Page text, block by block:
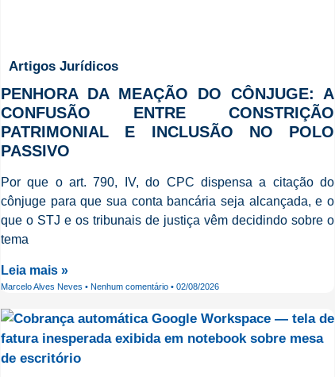
Artigos Jurídicos
PENHORA DA MEAÇÃO DO CÔNJUGE: A
CONFUSÃO ENTRE CONSTRIÇÃO
PATRIMONIAL E INCLUSÃO NO POLO
PASSIVO
Por que o art. 790, IV, do CPC dispensa a citação do
cônjuge para que sua conta bancária seja alcançada, e o
que o STJ e os tribunais de justiça vêm decidindo sobre o
tema
Leia mais »
Marcelo Alves Neves Nenhum comentário 02/08/2026